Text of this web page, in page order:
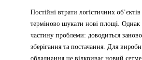
Постійні втрати логістичних
терміново шукати нові площі. Однак
частину проблеми: доводиться
зберігання та постачання. Для
обладнання це відкриває новий